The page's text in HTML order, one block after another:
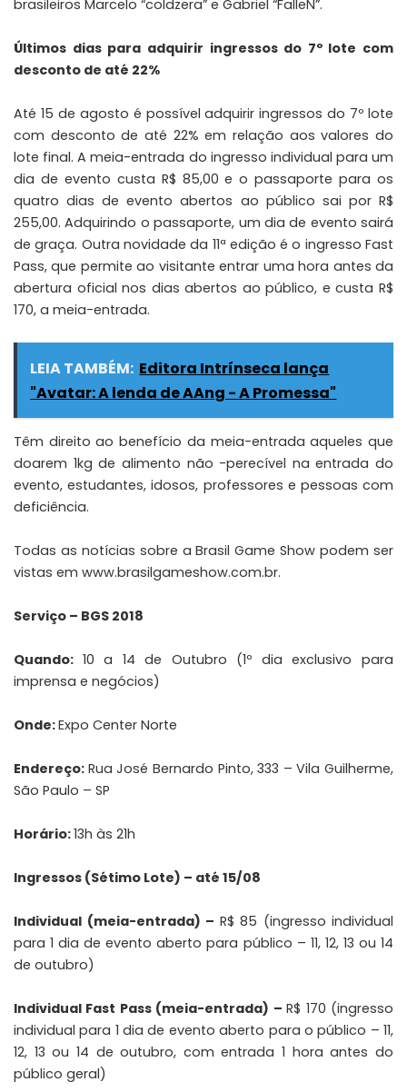
brasileiros Marcelo “coldzera” e Gabriel “FalleN”.
Últimos dias para adquirir ingressos do 7º lote com
desconto de até 22%
Até 15 de agosto é possível adquirir ingressos do 7º lote
com desconto de até 22% em relação aos valores do
lote final. A meia-entrada do ingresso individual para um
dia de evento custa R$ 85,00 e o passaporte para os
quatro dias de evento abertos ao público sai por R$
255,00. Adquirindo o passaporte, um dia de evento sairá
de graça. Outra novidade da 11ª edição é o ingresso Fast
Pass, que permite ao visitante entrar uma hora antes da
abertura oficial nos dias abertos ao público, e custa R$
170, a meia-entrada.
LEIA TAMBÉM: Editora Intrínseca lança
"Avatar: A lenda de AAng - A Promessa"
Têm direito ao benefício da meia-entrada aqueles que
doarem 1kg de alimento não -perecível na entrada do
evento, estudantes, idosos, professores e pessoas com
deficiência.
Todas as notícias sobre a Brasil Game Show podem ser
vistas em www.brasilgameshow.com.br.
Serviço – BGS 2018
Quando: 10 a 14 de Outubro (1º dia exclusivo para
imprensa e negócios)
Onde:Expo Center Norte
Endereço: Rua José Bernardo Pinto, 333 – Vila Guilherme,
São Paulo – SP
Horário:13h às 21h
Ingressos (Sétimo Lote) – até 15/08
Individual (meia-entrada) – R$ 85 (ingresso individual
para 1 dia de evento aberto para público – 11, 12, 13 ou 14
de outubro)
Individual Fast Pass (meia-entrada) –R$ 170 (ingresso
individual para 1 dia de evento aberto para o público – 11,
12, 13 ou 14 de outubro, com entrada 1 hora antes do
público geral)